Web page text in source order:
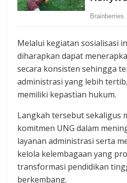
Melalui kegiatan sosialisasi
diharapkan dapat
secara konsisten sehingga
administrasi yang lebih
memiliki kepastian hukum.
Langkah tersebut sekaligus
komitmen UNG dalam
layanan administrasi serta
kelola kelembagaan yang
transformasi pendidikan
berkembang.